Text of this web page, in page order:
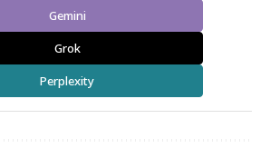
Gemini
Grok
Perplexity